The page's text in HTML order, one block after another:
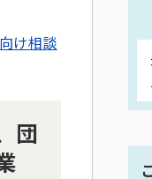
け相談
団